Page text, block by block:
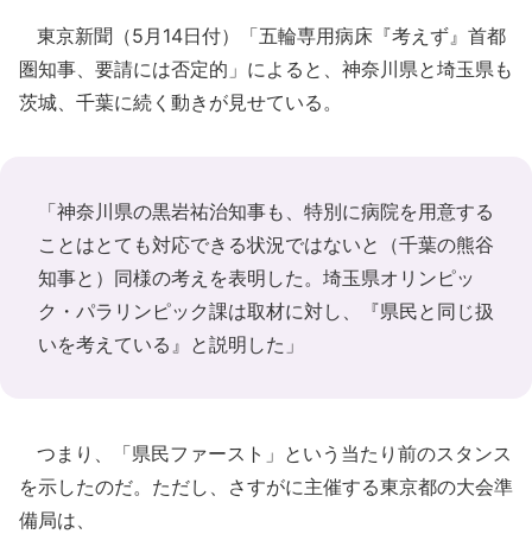
東京新聞（5月14日付）「五輪専用病床『考えず』首都
圏知事、要請には否定的」によると、神奈川県と埼玉県も
茨城、千葉に続く動きが見せている。
「神奈川県の黒岩祐治知事も、特別に病院を用意する
ことはとても対応できる状況ではないと（千葉の熊谷
知事と）同様の考えを表明した。埼玉県オリンピッ
ク・パラリンピック課は取材に対し、『県民と同じ扱
いを考えている』と説明した」
つまり、「県民ファースト」という当たり前のスタンス
を示したのだ。ただし、さすがに主催する東京都の大会準
備局は、